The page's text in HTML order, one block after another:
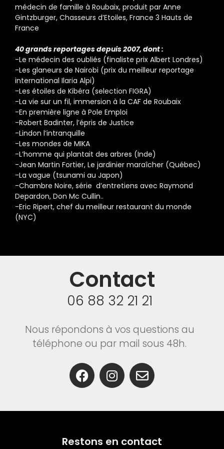
médecin de famille à Roubaix, produit par Anne
Gintzburger, Chasseurs d’Etoiles, France 3 Hauts de
France
40 grands reportages depuis 2007, dont :
-Le médecin des oubliés (finaliste prix Albert Londres)
-Les glaneurs de Nairobi (prix du meilleur reportage
international Ilaria Alpi)
-Les étoiles de Kibéra (selection FIGRA)
-La vie sur un fil, immersion à la CAF de Roubaix
-En première ligne à Pole Emploi
-Robert Badinter, l’épris de Justice
-Lindon l’intranquille
-Les mondes de MIKA
-L’homme qui plantait des arbres (Inde)
-Jean Martin Fortier, Le jardinier maraîcher (Québec)
-La vague (tsunami au Japon)
-Chambre Noire, série d’entretiens avec Raymond
Depardon, Don Mc Cullin..
-Eric Ripert, chef du meilleur restaurant du monde
(NYC)
Contact
06 88 32 21 21
Nous répondons à vos questions au
téléphone ou par mail sous 48h.
Restons en contact